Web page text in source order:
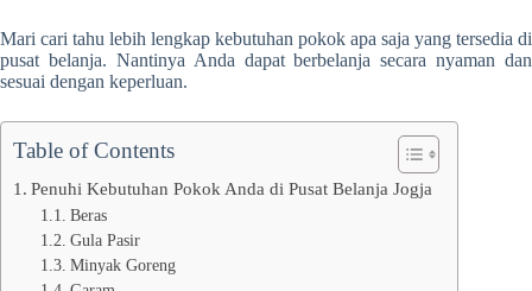
Mari cari tahu lebih lengkap kebutuhan pokok apa saja yang tersedia di
pusat belanja. Nantinya Anda dapat berbelanja secara nyaman dan
sesuai dengan keperluan.
Table of Contents
Penuhi Kebutuhan Pokok Anda di Pusat Belanja Jogja
Beras
Gula Pasir
Minyak Goreng